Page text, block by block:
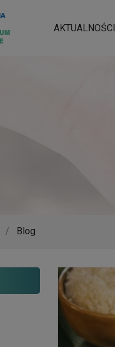
AKTUALNOŚCI
Blog